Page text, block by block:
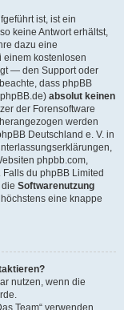
ist, ist ein
keine Antwort erhältst,
dazu eine
kostenlosen
— den Support oder
dass phpBB
absolut keinen
der Forensoftware
werden
Deutschland e. V. in
phpbb.com,
du phpBB Limited
Softwarenutzung
eine knappe
nutzen, wenn die
Team“ verwenden.